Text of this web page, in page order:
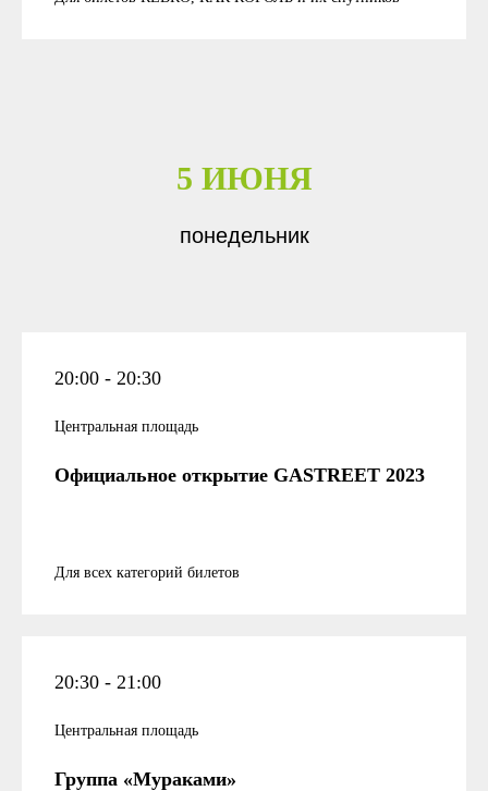
5 ИЮНЯ
понедельник
20:00 - 20:30
Центральная площадь
Официальное открытие GASTREET 2023
Для всех категорий билетов
20:30 - 21:00
Центральная площадь
Группа «Мураками»